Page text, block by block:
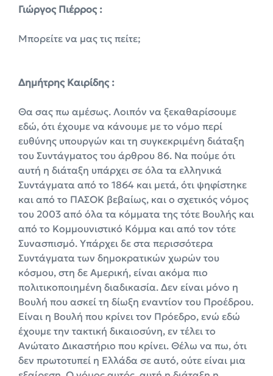
Γιώργος Πιέρρος :
Μπορείτε να μας τις πείτε;
Δημήτρης Καιρίδης :
Θα σας πω αμέσως. Λοιπόν να ξεκαθαρίσουμε
εδώ, ότι έχουμε να κάνουμε με το νόμο περί
ευθύνης υπουργών και τη συγκεκριμένη διάταξη
του Συντάγματος του άρθρου 86. Να πούμε ότι
αυτή η διάταξη υπάρχει σε όλα τα ελληνικά
Συντάγματα από το 1864 και μετά, ότι ψηφίστηκε
και από το ΠΑΣΟΚ βεβαίως, και ο σχετικός νόμος
του 2003 από όλα τα κόμματα της τότε Βουλής και
από το Κομμουνιστικό Κόμμα και από τον τότε
Συνασπισμό. Υπάρχει δε στα περισσότερα
Συντάγματα των δημοκρατικών χωρών του
κόσμου, στη δε Αμερική, είναι ακόμα πιο
πολιτικοποιημένη διαδικασία. Δεν είναι μόνο η
Βουλή που ασκεί τη δίωξη εναντίον του Προέδρου.
Είναι η Βουλή που κρίνει τον Πρόεδρο, ενώ εδώ
έχουμε την τακτική δικαιοσύνη, εν τέλει το
Ανώτατο Δικαστήριο που κρίνει. Θέλω να πω, ότι
δεν πρωτοτυπεί η Ελλάδα σε αυτό, ούτε είναι μια